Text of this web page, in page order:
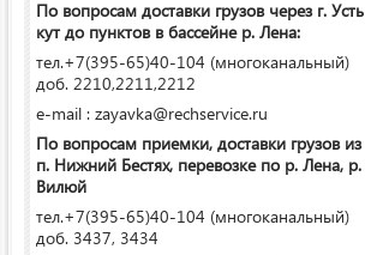
По вопросам доставки грузов через г. Усть
кут до пунктов в бассейне р. Лена:
тел.+7(395-65)40-104 (многоканальный)
доб. 2210,2211,2212
e-mail : zayavka@rechservice.ru
По вопросам приемки, доставки грузов из
п. Нижний Бестях, перевозке по р. Лена, р.
Вилюй
тел.+7(395-65)40-104 (многоканальный)
доб. 3437, 3434